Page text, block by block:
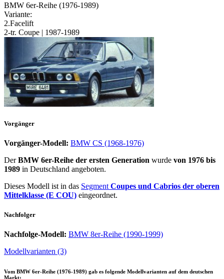
BMW 6er-Reihe (1976-1989)
Variante:
2.Facelift
2-tr. Coupe | 1987-1989
Vorgänger
Vorgänger-Modell: BMW CS (1968-1976)
DerBMW 6er-Reihe der ersten Generation wurde von 1976 bis
1989 in Deutschland angeboten.
Dieses Modell ist in das Segment Coupes und Cabrios der oberen
Mittelklasse (E COU) eingeordnet.
Nachfolger
Nachfolge-Modell: BMW 8er-Reihe (1990-1999)
Modellvarianten (3)
Vom BMW 6er-Reihe (1976-1989) gab es folgende Modellvarianten auf dem deutschen
Markt: